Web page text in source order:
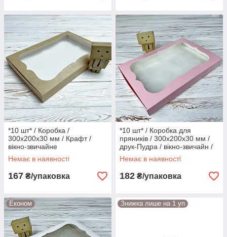
*10 шт* / Коробка /
300х200х30 мм / Крафт /
вікно-звичайне
Немає в наявності
167 ₴/упаковка
*10 шт* / Коробка для
пряників / 300х200х30 мм /
друк-Пудра / вікно-звичайн /
лк
Немає в наявності
182 ₴/упаковка
Економ Знижка лише на 1 уп